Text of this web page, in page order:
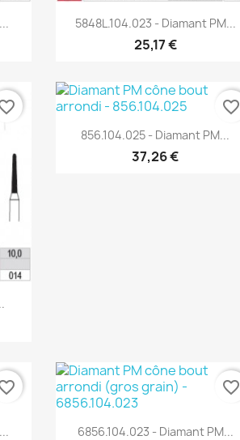
Aperçu rapide
5848L.104.023 - Diamant PM...
25,17 €
Aperçu rapide
856.104.025 - Diamant PM...
37,26 €
favorite_border
Aperçu rapide
6856.104.023 - Diamant PM...
favorite_border